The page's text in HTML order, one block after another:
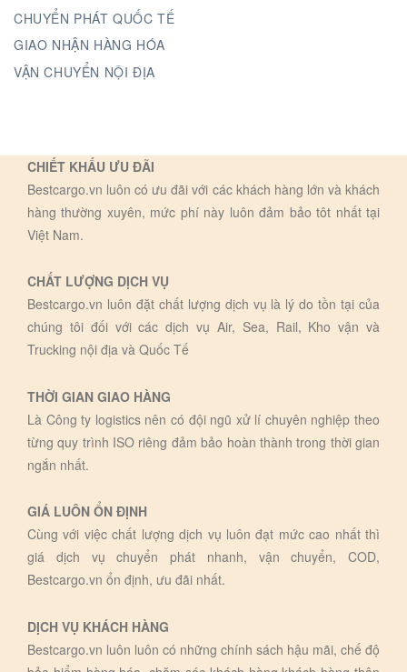
CHUYỂN PHÁT QUỐC TẾ
GIAO NHẬN HÀNG HÓA
VẬN CHUYỂN NỘI ĐỊA
CHIẾT KHẤU ƯU ĐÃI
Bestcargo.vn luôn có ưu đãi với các khách hàng lớn và khách
hàng thường xuyên, mức phí này luôn đảm bảo tôt nhất tại
Việt Nam.
CHẤT LƯỢNG DỊCH VỤ
Bestcargo.vn luôn đặt chất lượng dịch vụ là lý do tồn tại của
chúng tôi đối với các dịch vụ Air, Sea, Rail, Kho vận và
Trucking nội địa và Quốc Tế
THỜI GIAN GIAO HÀNG
Là Công ty logistics nên có đội ngũ xử lí chuyên nghiệp theo
từng quy trình ISO riêng đảm bảo hoàn thành trong thời gian
ngắn nhất.
GIÁ LUÔN ỔN ĐỊNH
Cùng với việc chất lượng dịch vụ luôn đạt mức cao nhất thì
giá dịch vụ chuyển phát nhanh, vận chuyển, COD,
Bestcargo.vn ổn định, ưu đãi nhất.
DỊCH VỤ KHÁCH HÀNG
Bestcargo.vn luôn luôn có những chính sách hậu mãi, chế độ